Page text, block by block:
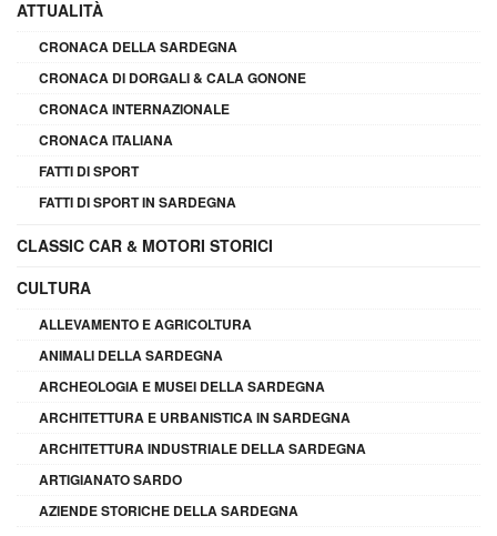
ATTUALITÀ
CRONACA DELLA SARDEGNA
CRONACA DI DORGALI & CALA GONONE
CRONACA INTERNAZIONALE
CRONACA ITALIANA
FATTI DI SPORT
FATTI DI SPORT IN SARDEGNA
CLASSIC CAR & MOTORI STORICI
CULTURA
ALLEVAMENTO E AGRICOLTURA
ANIMALI DELLA SARDEGNA
ARCHEOLOGIA E MUSEI DELLA SARDEGNA
ARCHITETTURA E URBANISTICA IN SARDEGNA
ARCHITETTURA INDUSTRIALE DELLA SARDEGNA
ARTIGIANATO SARDO
AZIENDE STORICHE DELLA SARDEGNA